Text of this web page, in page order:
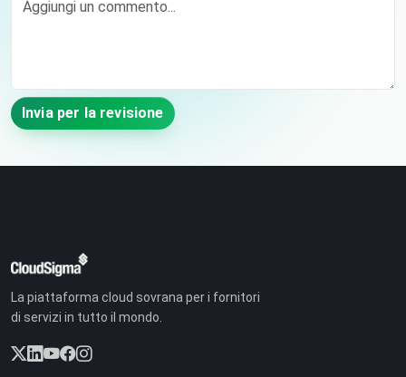
Invia per la revisione
La piattaforma cloud sovrana per i fornitori
di servizi in tutto il mondo.